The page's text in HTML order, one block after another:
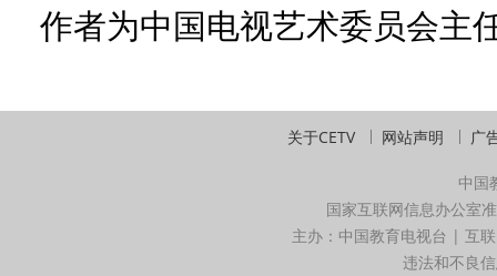
作者为中国电视艺术委员会主
关于CETV 网站声明 广
中国
国家互联网信息办公室
主办：中国教育电视台 | 互
违法和不良